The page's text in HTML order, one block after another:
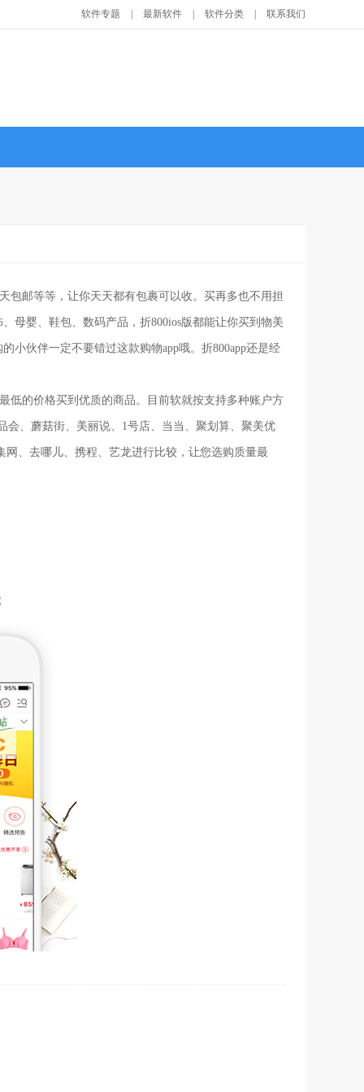
软件专题 最新软件 软件分类 联系我们
包邮等等，让你天天都有包裹可以收。买再多也不用担
母婴、鞋包、数码产品，折800ios版都能让你买到物美
小伙伴一定不要错过这款购物app哦。折800app还是经
低的价格买到优质的商品。目前软就按支持多种账户方
会、蘑菇街、美丽说、1号店、当当、聚划算、聚美优
、去哪儿、携程、艺龙进行比较，让您选购质量最